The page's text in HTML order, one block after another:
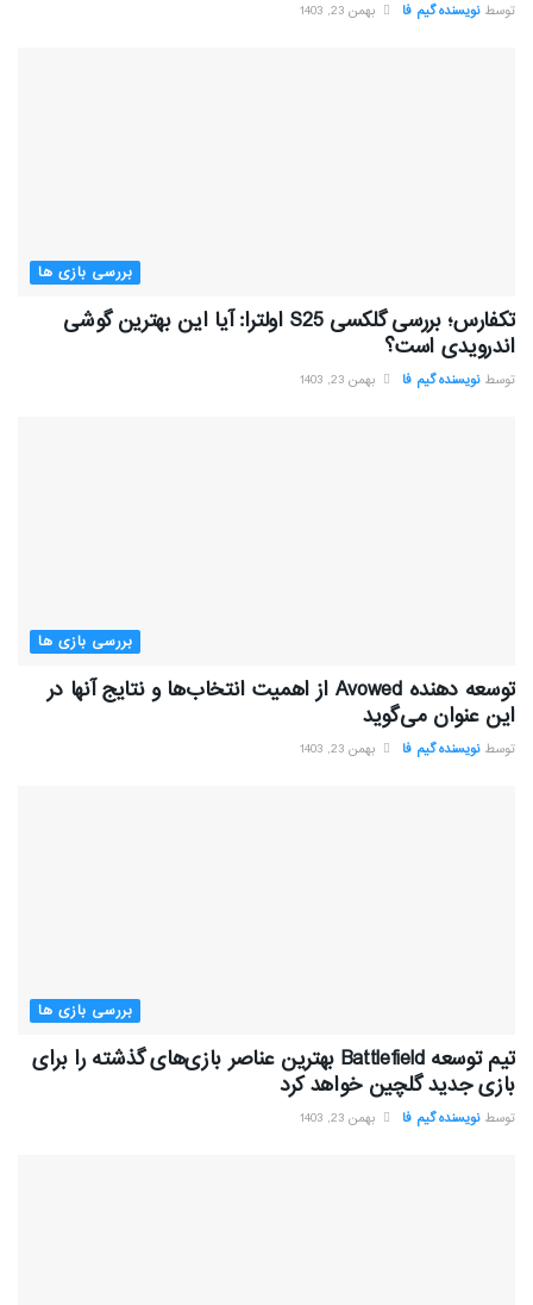
توسط نویسنده گیم فا بهمن 23, 1403
بررسی بازی ها
تکفارس؛ بررسی گلکسی S25 اولترا: آیا این بهترین گوشی
اندرویدی است؟
توسط نویسنده گیم فا بهمن 23, 1403
بررسی بازی ها
توسعه دهنده Avowed از اهمیت انتخاب‌ها و نتایج آنها در
این عنوان می‌گوید
توسط نویسنده گیم فا بهمن 23, 1403
بررسی بازی ها
تیم توسعه Battlefield بهترین عناصر بازی‌های گذشته را برای
بازی جدید گلچین خواهد کرد
توسط نویسنده گیم فا بهمن 23, 1403